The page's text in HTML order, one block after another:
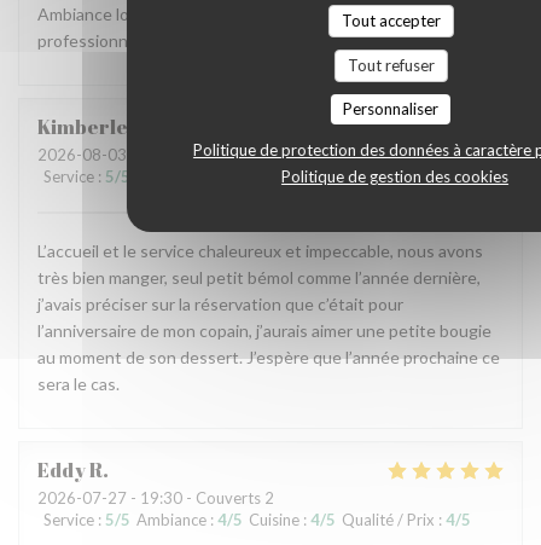
Tout accepter
Tout refuser
Personnaliser
Politique de protection des données à caractère
Politique de gestion des cookies
Ambiance locale et raffinée, accueil agréable et service
professionnel, carte originale et mets goûteux. Parfait.
Kimberley
2026-08-03 - 19:45 - Couverts 2
Service : 5/5 Cuisine:5/5 Qualité / Prix:5/5
L’accueil et le service chaleureux et impeccable, nous avons
très bien manger, seul petit bémol comme l’année dernière,
j’avais préciser sur la réservation que c’était pour
l’anniversaire de mon copain, j’aurais aimer une petite bougie
au moment de son dessert. J’espère que l’année prochaine ce
sera le cas.
EddyR
2026-07-27 - 19:30 - Couverts 2
Service : 5/5 Ambiance : 4/5 Cuisine : 4/5 Qualité / Prix : 4/5